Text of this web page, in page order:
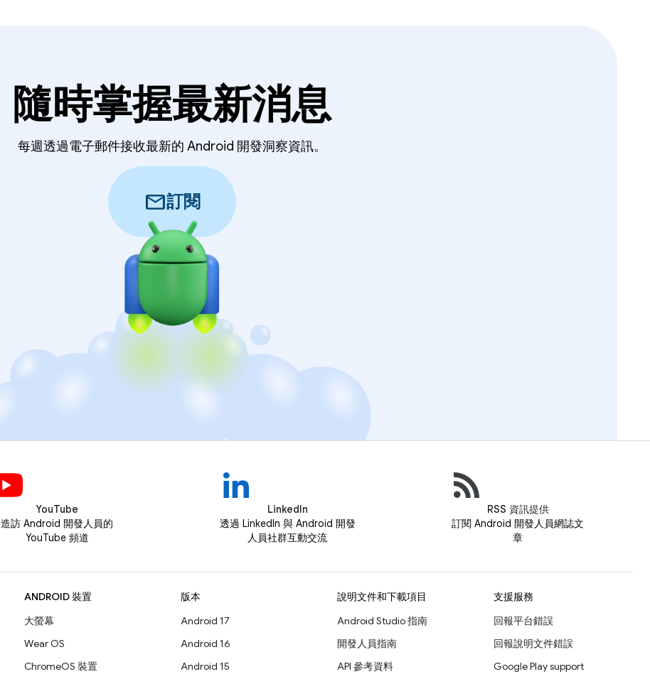
隨時掌握最新消息
每週透過電子郵件接收最新的 Android 開發洞察資訊。
mail訂閱
YouTube
造訪 Android 開發人員的
YouTube 頻道
LinkedIn
透過 LinkedIn 與 Android 開發
人員社群互動交流
RSS 資訊提供
訂閱 Android 開發人員網誌文
章
ANDROID 裝置
大螢幕
Wear OS
ChromeOS 裝置
版本
Android 17
Android 16
Android 15
說明文件和下載項目
Android Studio 指南
開發人員指南
API 參考資料
支援服務
回報平台錯誤
回報說明文件錯誤
Google Play support